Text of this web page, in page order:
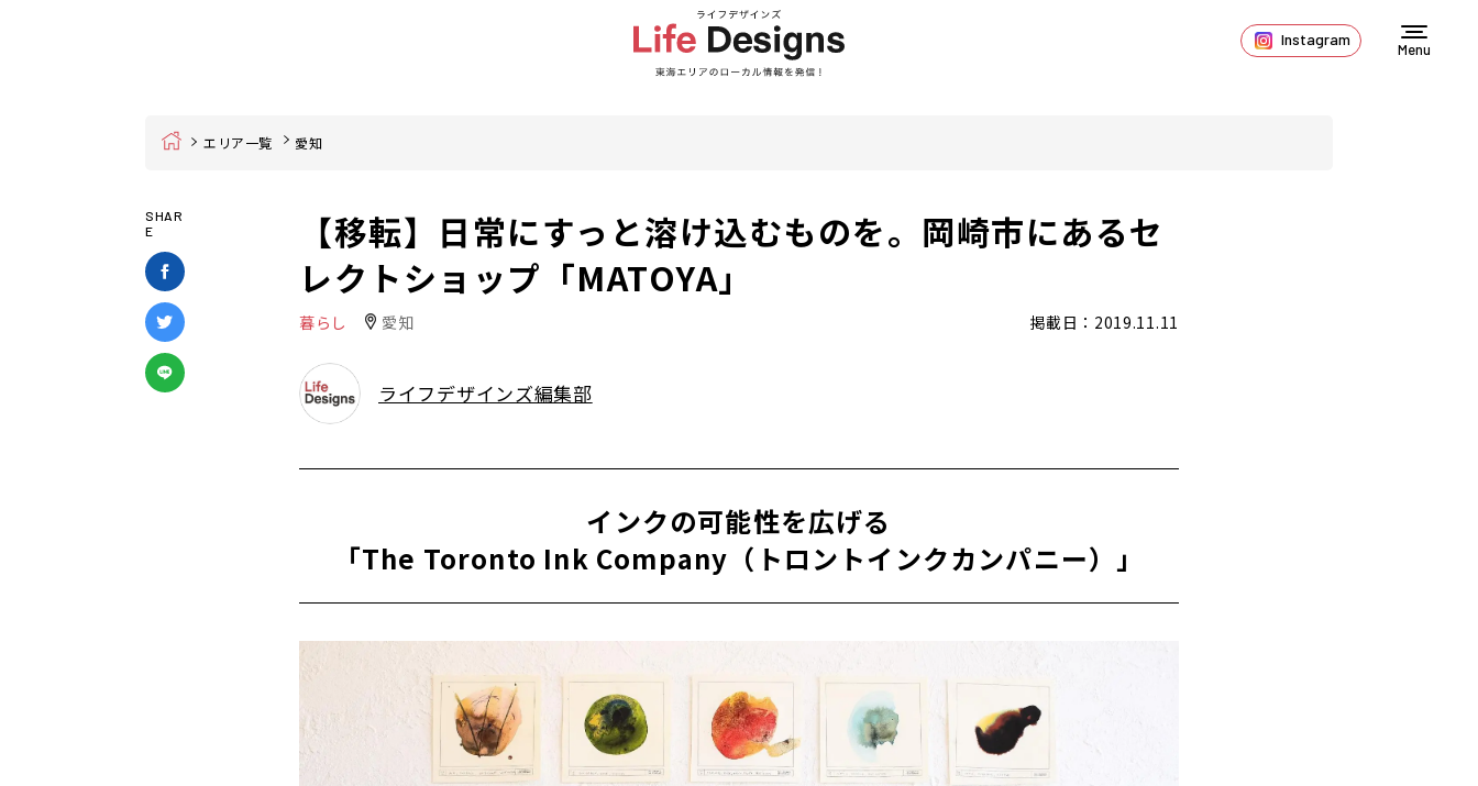
Instagram
Menu
Home エリア一覧 愛知
SHAR
E
【移転】日常にすっと溶け込むものを。岡崎市にあるセ
レクトショップ「MATOYA」
暮らし 愛知 掲載日：2019.11.11
ライフデザインズ編集部
インクの可能性を広げる
「The Toronto Ink Company（トロントインクカンパニー）」